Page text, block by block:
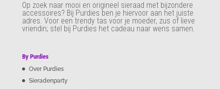
Op zoek naar mooi en origineel sieraad met bijzondere
accessoires? Bij Purdies ben je hiervoor aan het juiste
adres. Voor een trendy tas voor je moeder, zus of lieve
vriendin; stel bij Purdies het cadeau naar wens samen.
By Purdies
Over Purdies
Sieradenparty